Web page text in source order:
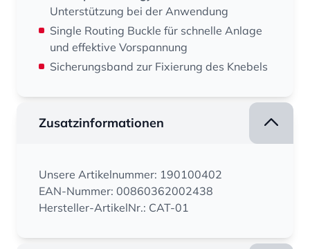
Unterstützung bei der Anwendung
Single Routing Buckle für schnelle Anlage
und effektive Vorspannung
Sicherungsband zur Fixierung des Knebels
Zusatzinformationen
Unsere Artikelnummer: 190100402
EAN-Nummer: 00860362002438
Hersteller-ArtikelNr.: CAT-01